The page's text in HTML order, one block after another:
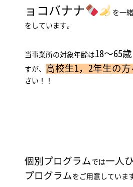
ョコバナナ
を一
をしています。
当事業所の対象年齢は18～65歳
すが、 高校生1，2年生の
さい！！
個別プログラムでは一人
プログラムをご用意していま